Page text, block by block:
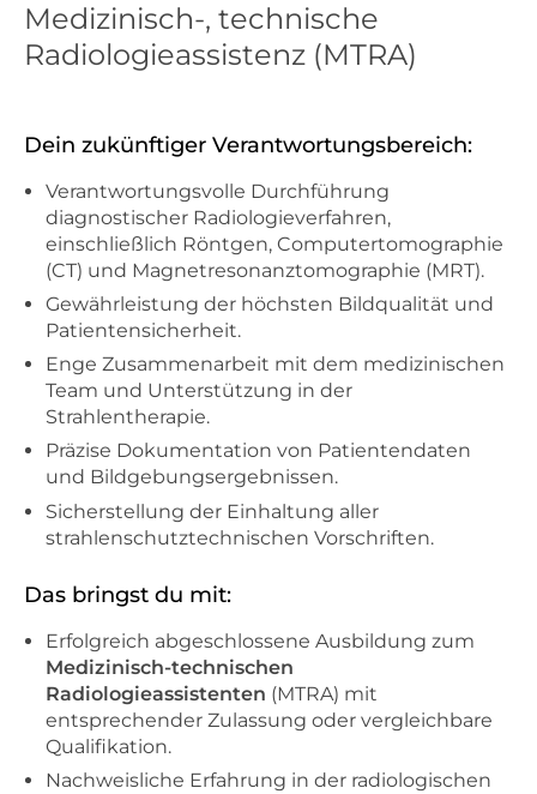
Medizinisch-, technische
Radiologieassistenz (MTRA)
Dein zukünftiger Verantwortungsbereich:
Verantwortungsvolle Durchführung
diagnostischer Radiologieverfahren,
einschließlich Röntgen, Computertomographie
(CT) und Magnetresonanztomographie (MRT).
Gewährleistung der höchsten Bildqualität und
Patientensicherheit.
Enge Zusammenarbeit mit dem medizinischen
Team und Unterstützung in der
Strahlentherapie.
Präzise Dokumentation von Patientendaten
und Bildgebungsergebnissen.
Sicherstellung der Einhaltung aller
strahlenschutztechnischen Vorschriften.
Das bringst du mit:
Erfolgreich abgeschlossene Ausbildung zum
Medizinisch-technischen
Radiologieassistenten (MTRA) mit
entsprechender Zulassung oder vergleichbare
Qualifikation.
Nachweisliche Erfahrung in der radiologischen